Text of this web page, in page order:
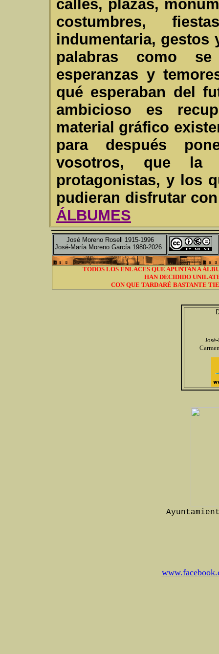
calles, plazas,
costumbres,
indumentaria, gestos
palabras como
esperanzas y
qué esperaban del
ambicioso es
material gráfico
para después
vosotros, que la
protagonistas, y los
pudieran disfrutar
ÁLBUMES
José Moreno Rosell 1915-1996
José-María Moreno García 1980-2026
TODOS LOS ENLACES QUE APUNTAN A
HAN DECIDIDO
CON QUE TARDARÉ BASTANTE